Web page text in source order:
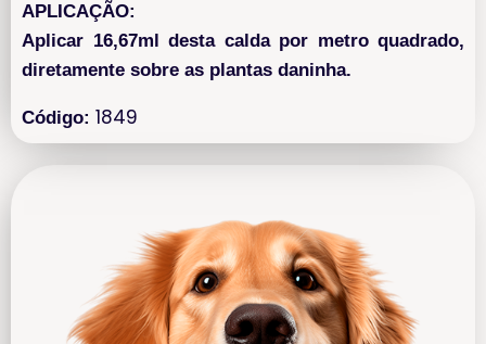
APLICAÇÃO:
Aplicar 16,67ml desta calda por metro quadrado,
diretamente sobre as plantas daninha.
Código: 1849